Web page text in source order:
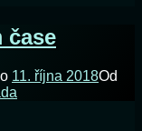
čase
11. října 2018Od